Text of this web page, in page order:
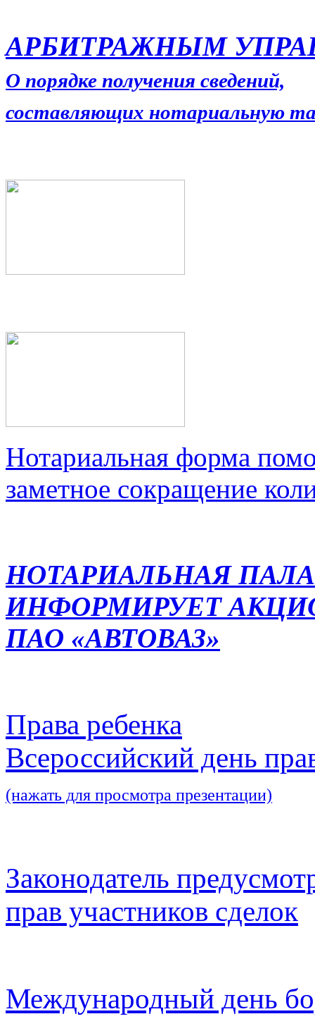
АРБИТРАЖНЫМ
О порядке получения сведений,
составляющих нотариальную
Нотариальная форма
заметное сокращение
НОТАРИАЛЬНАЯ
ИНФОРМИРУЕТ
ПАО «АВТОВАЗ»
Права ребенка
Всероссийский день
(нажать для просмотра презентации)
Законодатель
прав участников сделок
Международный день